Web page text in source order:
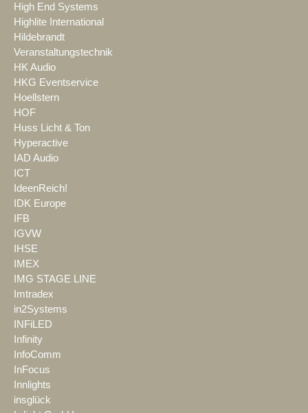
High End Systems
Highlite International
Hildebrandt
Veranstaltungstechnik
HK Audio
HKG Eventservice
Hoellstern
HOF
Huss Licht & Ton
Hyperactive
IAD Audio
ICT
IdeenReich!
IDK Europe
IFB
IGVW
IHSE
IMEX
IMG STAGE LINE
Imtradex
in2Systems
INFiLED
Infinity
InfoComm
InFocus
Innlights
insglück